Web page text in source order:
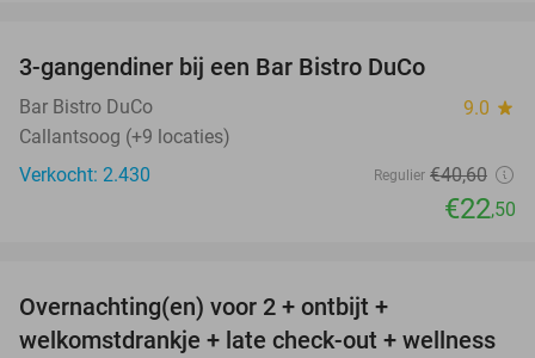
3-gangendiner bij een Bar Bistro DuCo
Bar Bistro DuCo 9.0 star
Callantsoog (+9 locaties)
Verkocht: 2.430
Regulier €40,60
€22,50
Overnachting(en) voor 2 + ontbijt +
welkomstdrankje + late check-out + wellness